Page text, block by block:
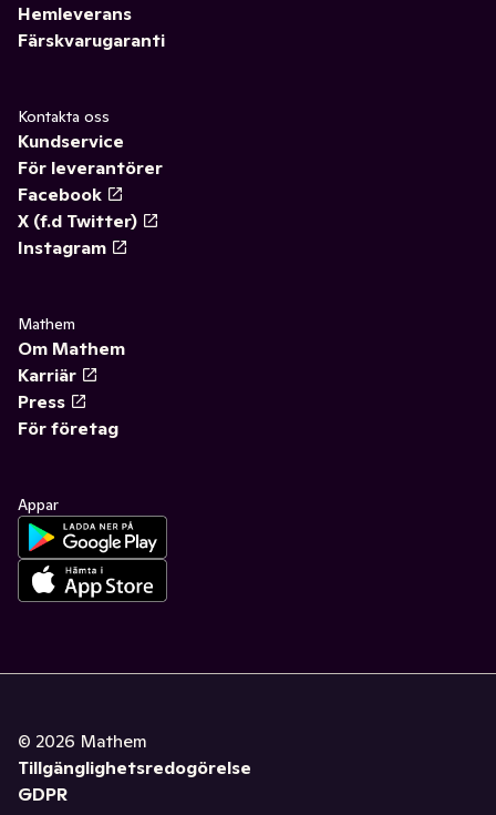
Hemleverans
Färskvarugaranti
Kontakta oss
Kundservice
För leverantörer
Facebook
X (f.d Twitter)
Instagram
Mathem
Om Mathem
Karriär
Press
För företag
Appar
© 2026 Mathem
Tillgänglighetsredogörelse
GDPR